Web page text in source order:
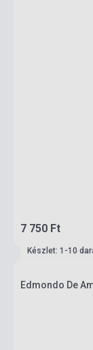
7 750 Ft
Készlet: 1-10
Edmondo De